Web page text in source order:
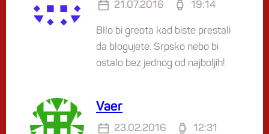
21.07.2016 19:14
BIlo bi greota kad biste prestali
da blogujete. Srpsko nebo bi
ostalo bez jednog od najboljih!
Vaer
23.02.2016 12:31